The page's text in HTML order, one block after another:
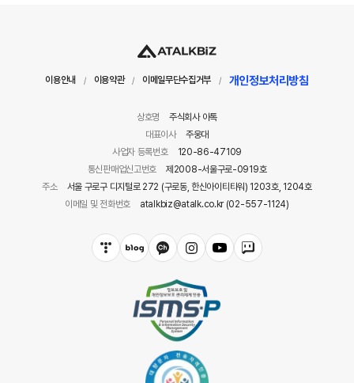
이용안내 / 이용약관 / 이메일무단수집거부 / 개인정보처리방침
상호명
주식회사 아톡
대표이사
주웅대
사업자 등록번호
120-86-47109
통신판매업신고번호
제2008-서울구로-0919호
주소
서울 구로구 디지털로 272 (구로동, 한신아이티타워) 1203호, 1204호
이메일 및 전화번호
atalkbiz@atalk.co.kr (02-557-1124)